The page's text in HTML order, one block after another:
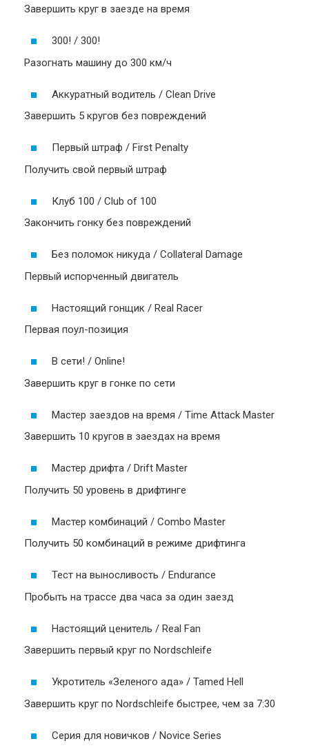
Завершить круг в заезде на время
300! / 300!
Разогнать машину до 300 км/ч
Аккуратный водитель / Clean Drive
Завершить 5 кругов без повреждений
Первый штраф / First Penalty
Получить свой первый штраф
Клуб 100 / Club of 100
Закончить гонку без повреждений
Без поломок никуда / Collateral Damage
Первый испорченный двигатель
Настоящий гонщик / Real Racer
Первая поул-позиция
В сети! / Online!
Завершить круг в гонке по сети
Мастер заездов на время / Time Attack Master
Завершить 10 кругов в заездах на время
Мастер дрифта / Drift Master
Получить 50 уровень в дрифтинге
Мастер комбинаций / Combo Master
Получить 50 комбинаций в режиме дрифтинга
Тест на выносливость / Endurance
Пробыть на трассе два часа за один заезд
Настоящий ценитель / Real Fan
Завершить первый круг по Nordschleife
Укротитель «Зеленого ада» / Tamed Hell
Завершить круг по Nordschleife быстрее, чем за 7:30
Серия для новичков / Novice Series